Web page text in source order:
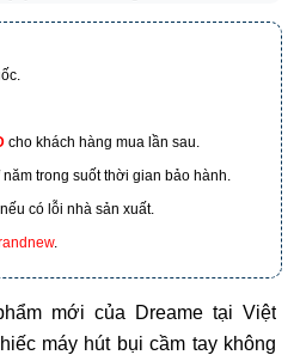
Phường 4, Quận Tân Bình, Hồ
Cai
cho khách hàng mua lần sau.
năm trong suốt thời gian bảo hành.
nếu có lỗi nhà sản xuất.
.
mới của Dreame tại Việt
máy hút bụi cầm tay không